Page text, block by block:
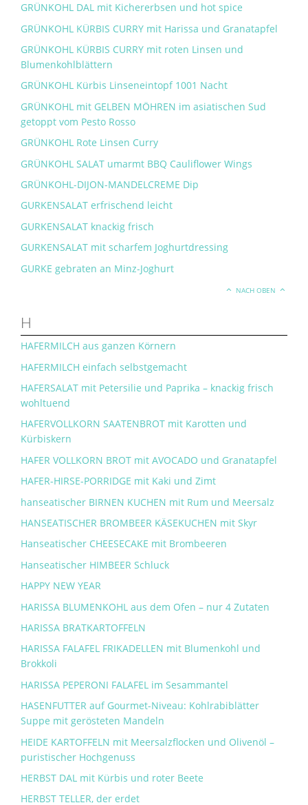
GRÜNKOHL DAL mit Kichererbsen und hot spice
GRÜNKOHL KÜRBIS CURRY mit Harissa und Granatapfel
GRÜNKOHL KÜRBIS CURRY mit roten Linsen und
Blumenkohlblättern
GRÜNKOHL Kürbis Linseneintopf 1001 Nacht
GRÜNKOHL mit GELBEN MÖHREN im asiatischen Sud
getoppt vom Pesto Rosso
GRÜNKOHL Rote Linsen Curry
GRÜNKOHL SALAT umarmt BBQ Cauliflower Wings
GRÜNKOHL-DIJON-MANDELCREME Dip
GURKENSALAT erfrischend leicht
GURKENSALAT knackig frisch
GURKENSALAT mit scharfem Joghurtdressing
GURKE gebraten an Minz-Joghurt
NACH OBEN
H
HAFERMILCH aus ganzen Körnern
HAFERMILCH einfach selbstgemacht
HAFERSALAT mit Petersilie und Paprika – knackig frisch
wohltuend
HAFERVOLLKORN SAATENBROT mit Karotten und
Kürbiskern
HAFER VOLLKORN BROT mit AVOCADO und Granatapfel
HAFER-HIRSE-PORRIDGE mit Kaki und Zimt
hanseatischer BIRNEN KUCHEN mit Rum und Meersalz
HANSEATISCHER BROMBEER KÄSEKUCHEN mit Skyr
Hanseatischer CHEESECAKE mit Brombeeren
Hanseatischer HIMBEER Schluck
HAPPY NEW YEAR
HARISSA BLUMENKOHL aus dem Ofen – nur 4 Zutaten
HARISSA BRATKARTOFFELN
HARISSA FALAFEL FRIKADELLEN mit Blumenkohl und
Brokkoli
HARISSA PEPERONI FALAFEL im Sesammantel
HASENFUTTER auf Gourmet-Niveau: Kohlrabiblätter
Suppe mit gerösteten Mandeln
HEIDE KARTOFFELN mit Meersalzflocken und Olivenöl –
puristischer Hochgenuss
HERBST DAL mit Kürbis und roter Beete
HERBST TELLER, der erdet